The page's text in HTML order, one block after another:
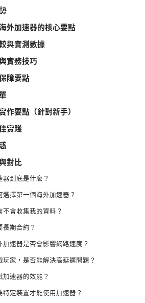
外加速器的核心要點
與實測數據
實務技巧
障要點
作要點（針對新手）
實踐
對比
器到底是什麼？
選擇第一個海外加速器？
不會收集我的資料？
長期合約？
加速器是否會影響網路速度？
玩家，是否能解決高延遲問題？
加速器的效能？
特定裝置才能使用加速器？